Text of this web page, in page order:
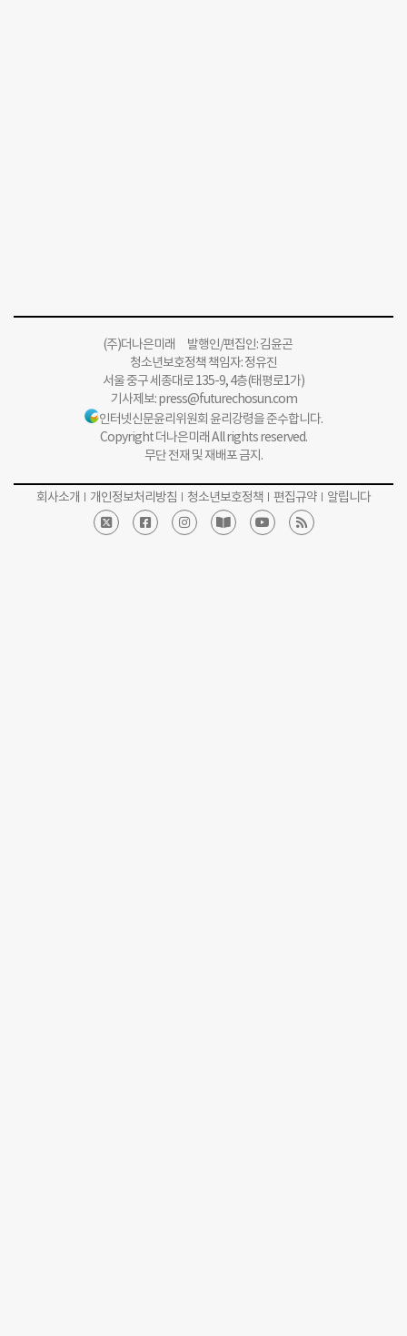
(주)더나은미래 발행인/편집인: 김윤곤
청소년보호정책 책임자: 정유진
서울 중구 세종대로 135-9, 4층(태평로1가)
기사제보:press@futurechosun.com
인터넷신문윤리위원회 윤리강령을 준수합니다.
Copyright 더나은미래 All rights reserved.
무단 전재 및 재배포 금지.
회사소개 개인정보처리방침 청소년보호정책 편집규약 알립니다